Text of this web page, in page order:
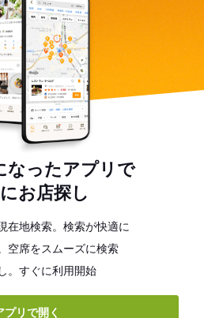
なったアプリで
お店探し
在地検索。検索が快適に
空席をスムーズに検索
。すぐに利用開始
プリで開く